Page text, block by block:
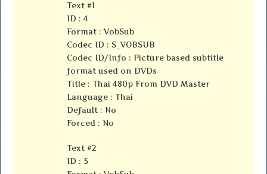
Text #1
ID : 4
Format : VobSub
Codec ID : S_VOBSUB
Codec ID/Info : Picture based subtitle
format used on DVDs
Title : Thai 480p From DVD Master
Language : Thai
Default : No
Forced : No
Text #2
ID : 5